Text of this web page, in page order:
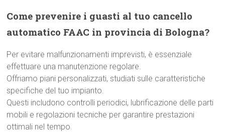
Come prevenire i guasti al tuo cancello
automatico FAAC in provincia di Bologna?
Per evitare malfunzionamenti imprevisti, è essenziale
effettuare una manutenzione regolare.
Offriamo piani personalizzati, studiati sulle caratteristiche
specifiche del tuo impianto.
Questi includono controlli periodici, lubrificazione delle parti
mobili e regolazioni tecniche per garantire prestazioni
ottimali nel tempo.